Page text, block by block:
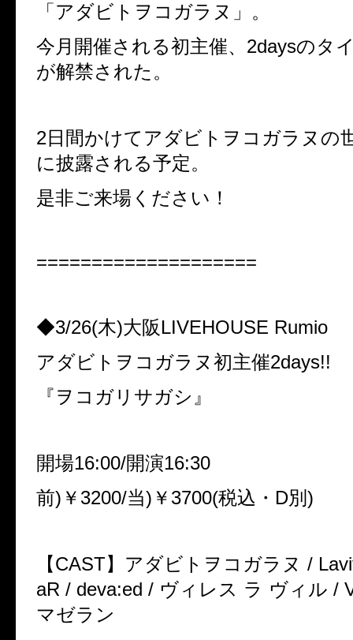
「アダビトヲコガラヌ」。
今月開催される初主催、2daysのタ
が解禁された。
2日間かけてアダビトヲコガラヌの
に披露される予定。
是非ご来場ください！
====================
◆3/26(木)大阪LIVEHOUSE Rumio
アダビトヲコガラヌ初主催2days!!
『ヲコガリサガシ』
開場16:00/開演16:30
前)￥3200/当)￥3700(税込・D別)
【CAST】アダビトヲコガラヌ /
aR / deva:ed / ヴィレス ラ ヴィル /
マゼラン